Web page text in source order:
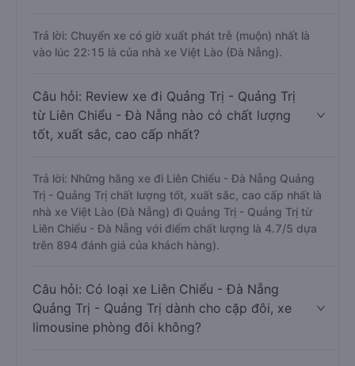
Trả lời: Chuyến xe có giờ xuất phát trễ (muộn) nhất là
vào lúc 22:15 là của nhà xe Việt Lào (Đà Nẵng).
Câu hỏi: Review xe đi Quảng Trị - Quảng Trị
từ Liên Chiểu - Đà Nẵng nào có chất lượng
tốt, xuất sắc, cao cấp nhất?
Trả lời: Những hãng xe đi Liên Chiểu - Đà Nẵng Quảng
Trị - Quảng Trị chất lượng tốt, xuất sắc, cao cấp nhất là
nhà xe Việt Lào (Đà Nẵng) đi Quảng Trị - Quảng Trị từ
Liên Chiểu - Đà Nẵng với điểm chất lượng là 4.7/5 dựa
trên 894 đánh giá của khách hàng).
Câu hỏi: Có loại xe Liên Chiểu - Đà Nẵng
Quảng Trị - Quảng Trị dành cho cặp đôi, xe
limousine phòng đôi không?